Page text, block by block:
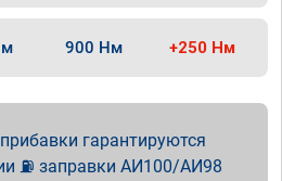
900 Нм +250 Нм
гарантируются
⛽ заправки АИ100/АИ98